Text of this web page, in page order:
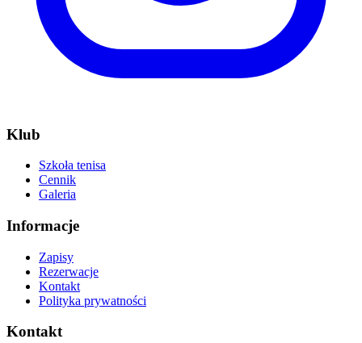
Klub
Szkoła tenisa
Cennik
Galeria
Informacje
Zapisy
Rezerwacje
Kontakt
Polityka prywatności
Kontakt